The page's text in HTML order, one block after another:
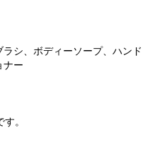
シ、ボディーソープ、ハンド
ナー
。